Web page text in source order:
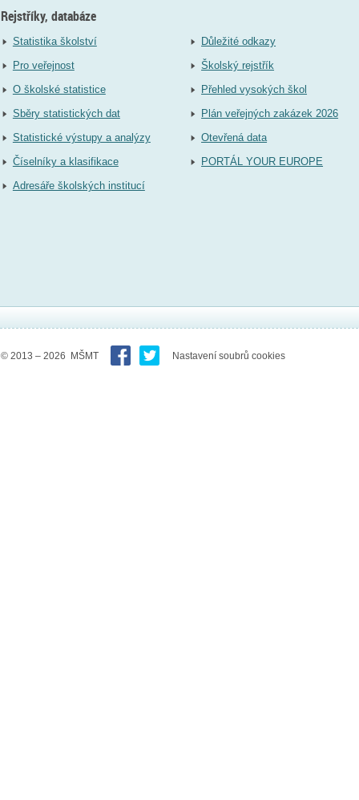
Rejstříky, databáze
Statistika školství
Pro veřejnost
O školské statistice
Sběry statistických dat
Statistické výstupy a analýzy
Číselníky a klasifikace
Adresáře školských institucí
Důležité odkazy
Školský rejstřík
Přehled vysokých škol
Plán veřejných zakázek 2026
Otevřená data
PORTÁL YOUR EUROPE
© 2013 – 2026 MŠMT Nastavení soubrů cookies